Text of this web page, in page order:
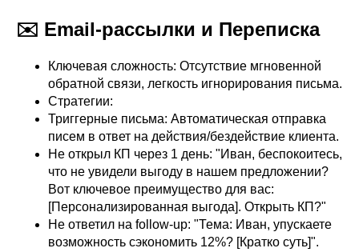
✉️ Email-рассылки и Переписка
Ключевая сложность: Отсутствие мгновенной
обратной связи, легкость игнорирования письма.
Стратегии:
Триггерные письма: Автоматическая отправка
писем в ответ на действия/бездействие клиента.
Не открыл КП через 1 день: "Иван, беспокоитесь,
что не увидели выгоду в нашем предложении?
Вот ключевое преимущество для вас:
[Персонализированная выгода]. Открыть КП?"
Не ответил на follow-up: "Тема: Иван, упускаете
возможность сэкономить 12%? [Кратко суть]".